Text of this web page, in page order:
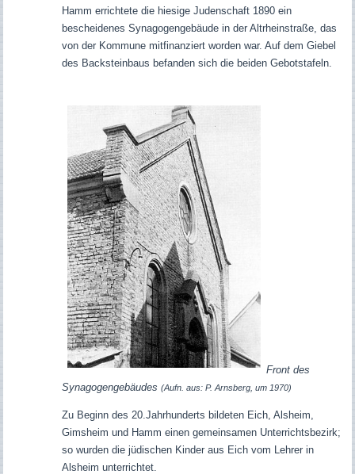
Hamm errichtete die hiesige Judenschaft 1890 ein
bescheidenes Synagogengebäude in der Altrheinstraße, das
von der Kommune mitfinanziert worden war. Auf dem Giebel
des Backsteinbaus befanden sich die beiden Gebotstafeln.
Front des
Synagogengebäudes (Aufn. aus: P. Arnsberg, um 1970)
Zu Beginn des 20.Jahrhunderts bildeten Eich, Alsheim,
Gimsheim und Hamm einen gemeinsamen Unterrichtsbezirk;
so wurden die jüdischen Kinder aus Eich vom Lehrer in
Alsheim unterrichtet.